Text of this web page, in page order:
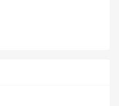
しいから、また来年
わからないじゃな